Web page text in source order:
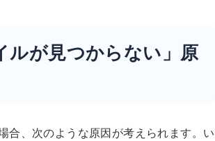
ルが見つからない」原
合、次のような原因が考えられます。い